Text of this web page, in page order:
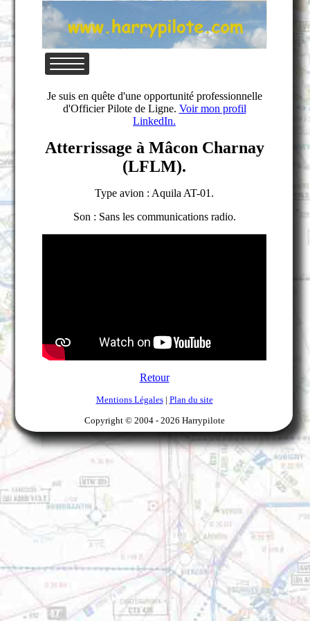
Je suis en quête d'une opportunité professionnelle
d'Officier Pilote de Ligne. Voir mon profil
LinkedIn.
Atterrissage à Mâcon Charnay
(LFLM).
Type avion : Aquila AT-01.
Son : Sans les communications radio.
Retour
Mentions Légales| Plan du site
Copyright © 2004 - 2026 Harrypilote